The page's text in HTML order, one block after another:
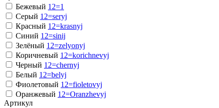
Бежевый 12=1
Серый 12=seryj
Красный 12=krasnyj
Синий 12=sinij
Зелёный 12=zelyonyj
Коричневый 12=korichnevyj
Черный 12=chernyj
Белый 12=belyj
Фиолетовый 12=fioletovyj
Оранжевый 12=Oranzhevyj
Артикул